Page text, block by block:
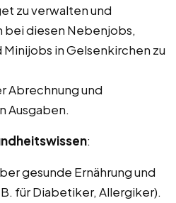
zu verwalten und
diesen Nebenjobs,
in Gelsenkirchen zu
Abrechnung und
Ausgaben.
:
gesunde Ernährung und
für Diabetiker, Allergiker).